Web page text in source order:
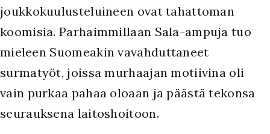
joukkokuulusteluineen ovat tahattoman
koomisia. Parhaimmillaan Sala-ampuja tuo
mieleen Suomeakin vavahduttaneet
surmatyöt, joissa murhaajan motiivina oli
vain purkaa pahaa oloaan ja päästä tekonsa
seurauksena laitoshoitoon.